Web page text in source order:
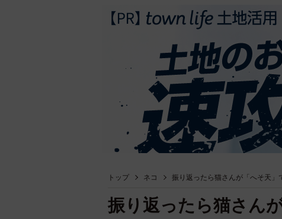
トップ ネコ 振り返ったら猫さんが「へそ天」
振り返ったら猫さん